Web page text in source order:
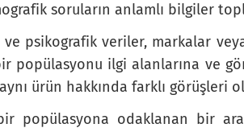
kadar harcıyorsunuz?
food for your family every
soruların anlamlı bilgiler
ve psikografik veriler, markalar
popülasyonu ilgi alanlarına ve
ürün hakkında farklı görüşleri
popülasyona odaklanan bir